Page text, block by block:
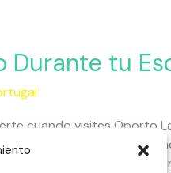
Durante tu
cuando visites Oporto
una especialidad
literalmente «pequeña